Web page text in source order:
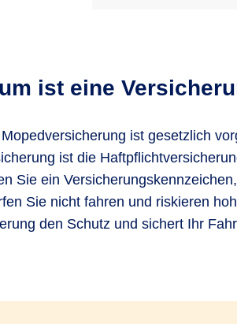
ist eine
ist gesetzlich
ist die
Sie ein
Sie nicht fahren und riskieren
den Schutz und sichert Ihr